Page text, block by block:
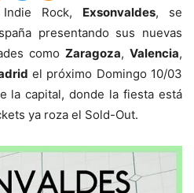
Rock, Exsonvaldes, se
presentando sus nuevas
como Zaragoza, Valencia,
el próximo Domingo 10/03
la capital, donde la fiesta está
ya roza el Sold-Out.